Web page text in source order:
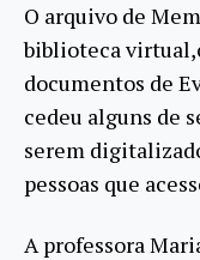
O arquivo de
biblioteca
documentos de
cedeu alguns de
serem
pessoas que
A professora